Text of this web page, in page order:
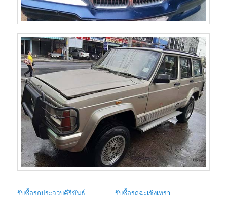
รับซื้อรถประจวบคีรีขันธ์
รับซื้อรถฉะเชิงเทรา